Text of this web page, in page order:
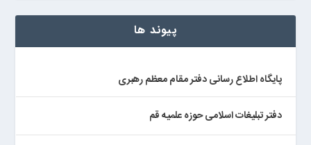
پیوند ها
پایگاه اطلاع رسانی دفتر مقام معظم رهبری
دفتر تبلیغات اسلامی حوزه علمیه قم